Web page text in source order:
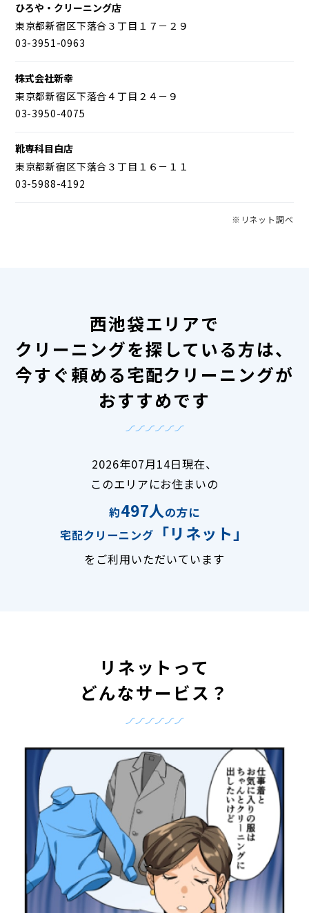
ひろや・クリーニング店
東京都新宿区下落合３丁目１７－２９
03-3951-0963
株式会社新幸
東京都新宿区下落合４丁目２４－９
03-3950-4075
靴専科目白店
東京都新宿区下落合３丁目１６－１１
03-5988-4192
※リネット調べ
西池袋エリアで
クリーニングを探している方は、
今すぐ頼める宅配クリーニングが
おすすめです
2026年07月14日現在、
このエリアにお住まいの
約497人の方に
宅配クリーニング
「リネット」
をご利用いただいています
リネットって
どんなサービス？